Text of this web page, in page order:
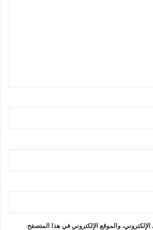
والموقع الإلكتروني في هذا المتصفح